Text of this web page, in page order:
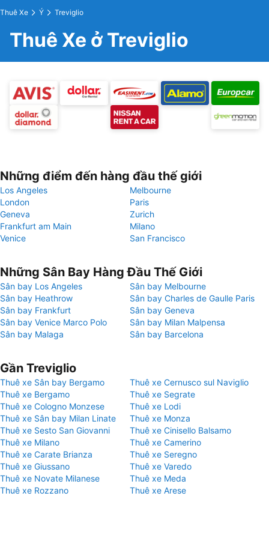
Thuê Xe Ý Treviglio
Thuê Xe ở Treviglio
Những điểm đến hàng đầu thế giới
Los Angeles
Melbourne
London
Paris
Geneva
Zurich
Frankfurt am Main
Milano
Venice
San Francisco
Những Sân Bay Hàng Đầu Thế Giới
Sân bay Los Angeles
Sân bay Melbourne
Sân bay Heathrow
Sân bay Charles de Gaulle Paris
Sân bay Frankfurt
Sân bay Geneva
Sân bay Venice Marco Polo
Sân bay Milan Malpensa
Sân bay Malaga
Sân bay Barcelona
Gần Treviglio
Thuê xe Sân bay Bergamo
Thuê xe Cernusco sul Naviglio
Thuê xe Bergamo
Thuê xe Segrate
Thuê xe Cologno Monzese
Thuê xe Lodi
Thuê xe Sân bay Milan Linate
Thuê xe Monza
Thuê xe Sesto San Giovanni
Thuê xe Cinisello Balsamo
Thuê xe Milano
Thuê xe Camerino
Thuê xe Carate Brianza
Thuê xe Seregno
Thuê xe Giussano
Thuê xe Varedo
Thuê xe Novate Milanese
Thuê xe Meda
Thuê xe Rozzano
Thuê xe Arese